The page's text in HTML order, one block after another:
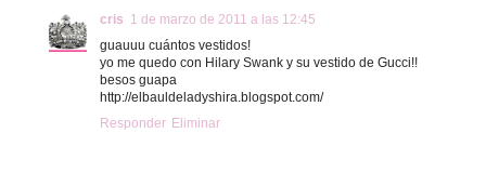
cris 1 de marzo de 2011 a las 12:45
guauuu cuántos vestidos!
yo me quedo con Hilary Swank y su vestido de Gucci!!
besos guapa
http://elbauldeladyshira.blogspot.com/
Responder Eliminar